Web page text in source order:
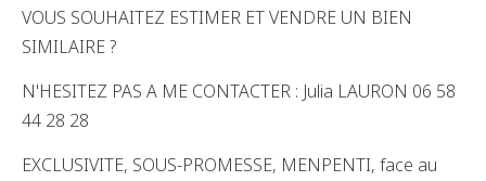
VOUS SOUHAITEZ ESTIMER ET VENDRE UN BIEN
SIMILAIRE ?
N'HESITEZ PAS A ME CONTACTER : Julia LAURON 06 58
44 28 28
EXCLUSIVITE, SOUS-PROMESSE, MENPENTI, face au